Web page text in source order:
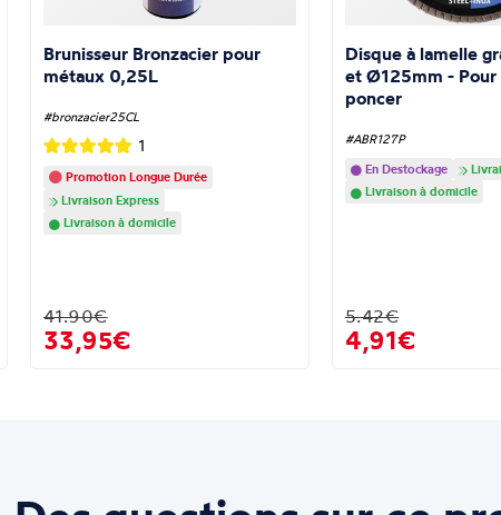
Brunisseur Bronzacier pour
métaux 0,25L
#bronzacier25CL
1
Promotion Longue Durée
Livraison Express
Livraison à domicile
41.90€
33,95€
Disque à lamelle
et Ø125mm - Pour
poncer
#ABR127P
En Destockage
Livraison à domicile
5.42€
4,91€